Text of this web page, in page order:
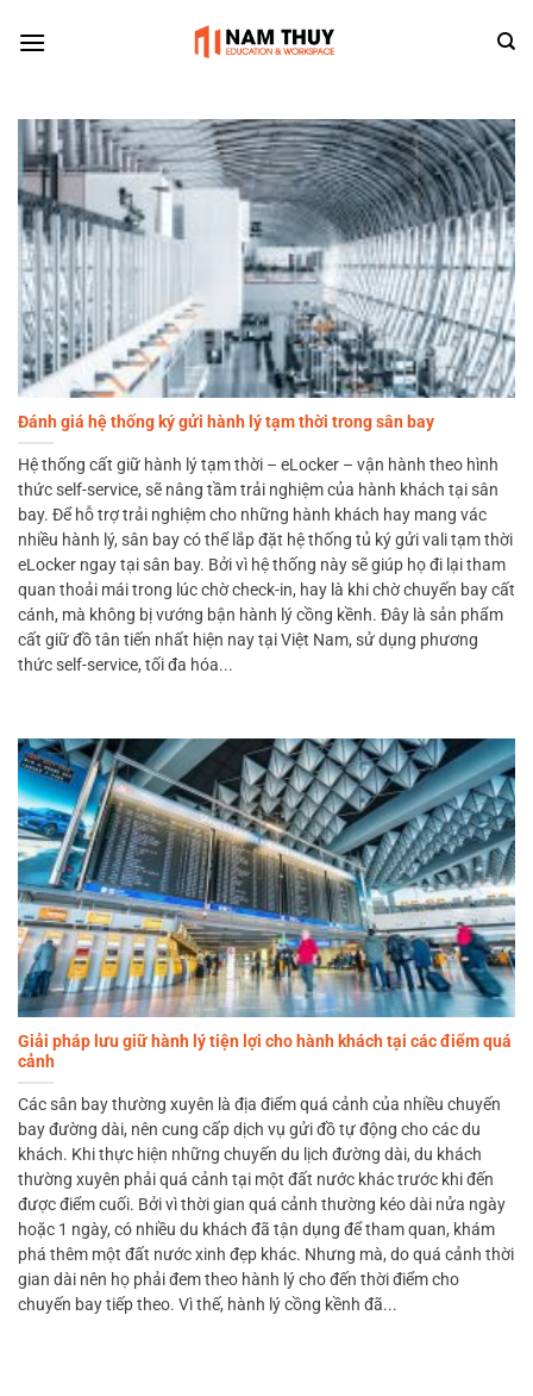
Đánh giá hệ thống ký gửi hành lý tạm thời trong sân bay
Hệ thống cất giữ hành lý tạm thời – eLocker – vận hành theo hình
thức self-service, sẽ nâng tầm trải nghiệm của hành khách tại sân
bay. Để hỗ trợ trải nghiệm cho những hành khách hay mang vác
nhiều hành lý, sân bay có thể lắp đặt hệ thống tủ ký gửi vali tạm thời
eLocker ngay tại sân bay. Bởi vì hệ thống này sẽ giúp họ đi lại tham
quan thoải mái trong lúc chờ check-in, hay là khi chờ chuyến bay cất
cánh, mà không bị vướng bận hành lý cồng kềnh. Đây là sản phẩm
cất giữ đồ tân tiến nhất hiện nay tại Việt Nam, sử dụng phương
thức self-service, tối đa hóa...
Giải pháp lưu giữ hành lý tiện lợi cho hành khách tại các điểm quá
cảnh
Các sân bay thường xuyên là địa điểm quá cảnh của nhiều chuyến
bay đường dài, nên cung cấp dịch vụ gửi đồ tự động cho các du
khách. Khi thực hiện những chuyến du lịch đường dài, du khách
thường xuyên phải quá cảnh tại một đất nước khác trước khi đến
được điểm cuối. Bởi vì thời gian quá cảnh thường kéo dài nửa ngày
hoặc 1 ngày, có nhiều du khách đã tận dụng để tham quan, khám
phá thêm một đất nước xinh đẹp khác. Nhưng mà, do quá cảnh thời
gian dài nên họ phải đem theo hành lý cho đến thời điểm cho
chuyến bay tiếp theo. Vì thế, hành lý cồng kềnh đã...